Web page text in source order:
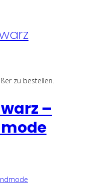
zu bestellen.
–